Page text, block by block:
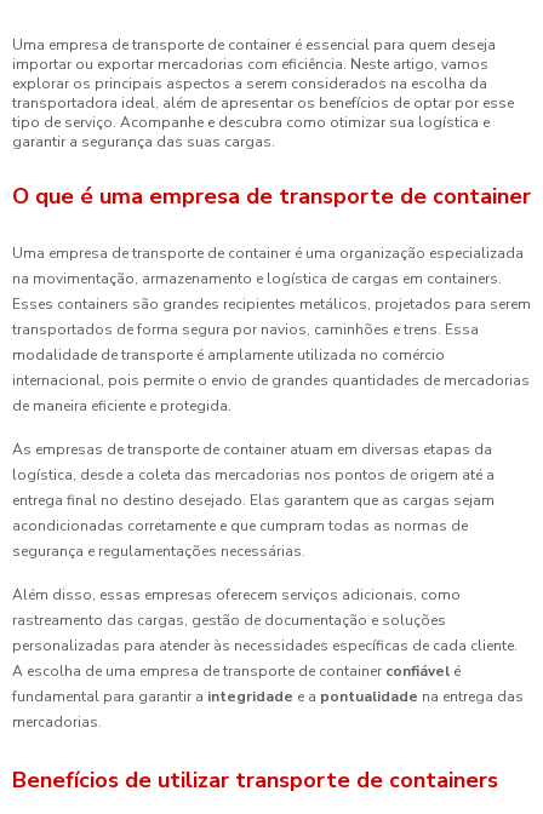
Uma empresa de transporte de container é essencial para quem deseja
importar ou exportar mercadorias com eficiência. Neste artigo, vamos
explorar os principais aspectos a serem considerados na escolha da
transportadora ideal, além de apresentar os benefícios de optar por esse
tipo de serviço. Acompanhe e descubra como otimizar sua logística e
garantir a segurança das suas cargas.
O que é uma empresa de transporte de container
Uma empresa de transporte de container é uma organização especializada
na movimentação, armazenamento e logística de cargas em containers.
Esses containers são grandes recipientes metálicos, projetados para serem
transportados de forma segura por navios, caminhões e trens. Essa
modalidade de transporte é amplamente utilizada no comércio
internacional, pois permite o envio de grandes quantidades de mercadorias
de maneira eficiente e protegida.
As empresas de transporte de container atuam em diversas etapas da
logística, desde a coleta das mercadorias nos pontos de origem até a
entrega final no destino desejado. Elas garantem que as cargas sejam
acondicionadas corretamente e que cumpram todas as normas de
segurança e regulamentações necessárias.
Além disso, essas empresas oferecem serviços adicionais, como
rastreamento das cargas, gestão de documentação e soluções
personalizadas para atender às necessidades específicas de cada cliente.
A escolha de uma empresa de transporte de container confiável é
fundamental para garantir a integridade e a pontualidade na entrega das
mercadorias.
Benefícios de utilizar transporte de containers